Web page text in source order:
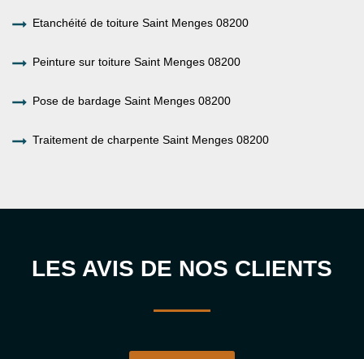
Etanchéité de toiture Saint Menges 08200
Peinture sur toiture Saint Menges 08200
Pose de bardage Saint Menges 08200
Traitement de charpente Saint Menges 08200
LES AVIS DE NOS CLIENTS